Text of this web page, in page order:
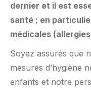
dernier et il est
santé ; en
médicales
Soyez assurés que
mesures d’hygiène
enfants et notre